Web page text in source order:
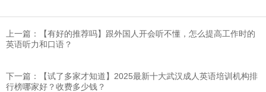
上一篇：【有好的推荐吗】跟外国人开会听不懂，怎么提高工作时的
英语听力和口语？
下一篇：【试了多家才知道】2025最新十大武汉成人英语培训机构排
行榜哪家好？收费多少钱？